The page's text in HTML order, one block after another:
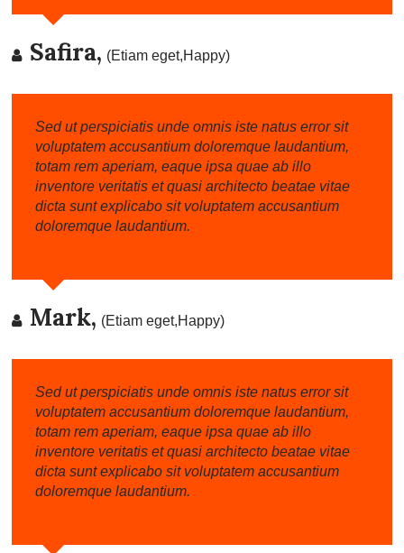
Safira, (Etiam eget,Happy)
Sed ut perspiciatis unde omnis iste natus error sit
voluptatem accusantium doloremque laudantium,
totam rem aperiam, eaque ipsa quae ab illo
inventore veritatis et quasi architecto beatae vitae
dicta sunt explicabo sit voluptatem accusantium
doloremque laudantium.
Mark, (Etiam eget,Happy)
Sed ut perspiciatis unde omnis iste natus error sit
voluptatem accusantium doloremque laudantium,
totam rem aperiam, eaque ipsa quae ab illo
inventore veritatis et quasi architecto beatae vitae
dicta sunt explicabo sit voluptatem accusantium
doloremque laudantium.